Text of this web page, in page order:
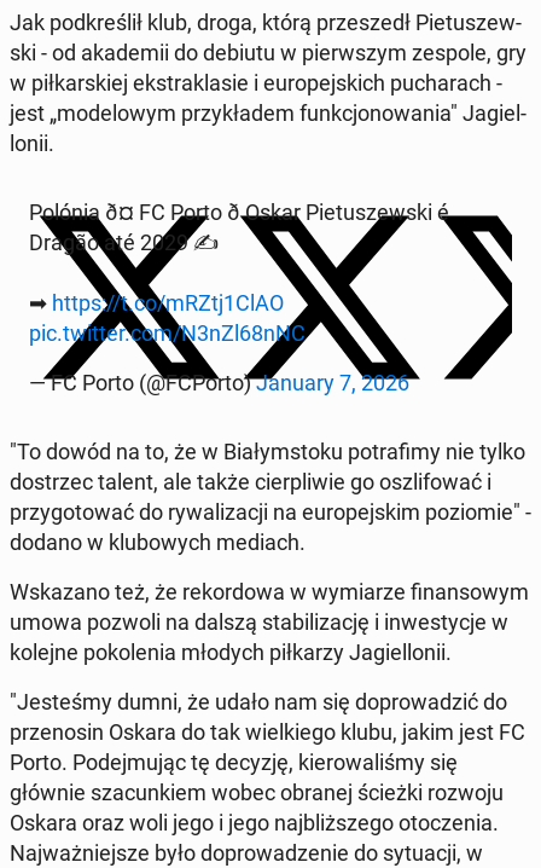
Jak pod­kre­ślił klub, droga, którą prze­szedł Pie­tu­szew­
ski - od aka­de­mii do debiutu w pierw­szym zespole, gry
w pił­kar­skiej eks­tra­kla­sie i eu­ro­pej­skich pu­cha­rach -
jest „mo­de­lo­wym przy­kła­dem funk­cjo­no­wa­nia" Ja­giel­
lo­nii.
Polónia ð¤ FC Porto ð Oskar Pie­tu­szew­ski é
Dragão até 2029 ✍️
➡ https://t.co/mRZtj1ClAO
pic.twitter.com/N3nZl68nNC
— FC Porto (@FCPorto)January 7, 2026
"To dowód na to, że w Bia­łym­sto­ku po­tra­fi­my nie tylko
do­strzec talent, ale także cier­pli­wie go oszli­fo­wać i
przy­go­to­wać do ry­wa­li­za­cji na eu­ro­pej­skim po­zio­mie" -
dodano w klu­bo­wych mediach.
Wska­za­no też, że re­kor­do­wa w wy­mia­rze fi­nan­so­wym
umowa pozwoli na dalszą sta­bi­li­za­cję i in­we­sty­cje w
kolejne po­ko­le­nia młodych pił­ka­rzy Ja­giel­lo­nii.
"Je­ste­śmy dumni, że udało nam się do­pro­wa­dzić do
prze­no­sin Oskara do tak wiel­kie­go klubu, jakim jest FC
Porto. Po­dej­mu­jąc tę decyzję, kie­ro­wa­li­śmy się
głównie sza­cun­kiem wobec obranej ścieżki rozwoju
Oskara oraz woli jego i jego naj­bliż­sze­go oto­cze­nia.
Naj­waż­niej­sze było do­pro­wa­dze­nie do sy­tu­acji, w